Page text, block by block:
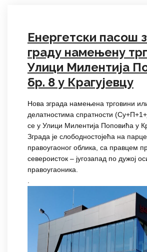
Енергетски пасош
граду намењену
Улици Милентија
бр. 8 у Крагујевцу
Нова зграда намењена трговини
делатностима спратности
се у Улици Милентија Поповића у
Зграда је слободностојећа на
правоугаоног облика, са правцем
североисток – југозапад по дужој
правоугаоника.
.